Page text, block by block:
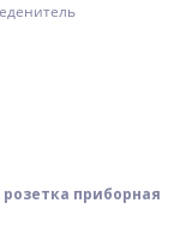
розетка приборная